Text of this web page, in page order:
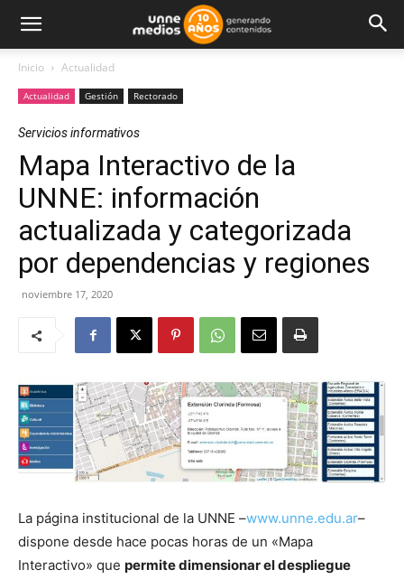
Inicio Actualidad
Actualidad Gestión Rectorado
Servicios informativos
Mapa Interactivo de la
UNNE: información
actualizada y categorizada
por dependencias y regiones
noviembre 17, 2020
La página institucional de la UNNE –www.unne.edu.ar–
dispone desde hace pocas horas de un «Mapa
Interactivo» que permite dimensionar el despliegue